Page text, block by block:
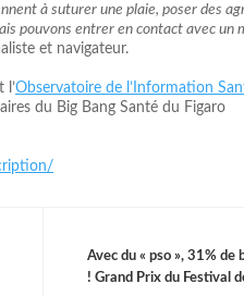
à suturer une plaie, poser des
pouvons entrer en contact avec un
et navigateur.
l’Observatoire de l’Information
du Big Bang Santé du Figaro
Avec du « pso », 31% de
! Grand Prix du Festival